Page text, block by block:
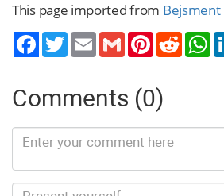
This page imported from Bejsment
TwitterEmail Gmail PinterestReddit
Comments (0)